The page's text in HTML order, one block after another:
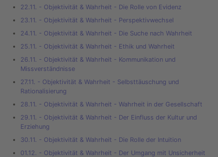
22.11. - Objektivität & Wahrheit - Die Rolle von Evidenz
23.11. - Objektivität & Wahrheit - Perspektivwechsel
24.11. - Objektivität & Wahrheit - Die Suche nach Wahrheit
25.11. - Objektivität & Wahrheit - Ethik und Wahrheit
26.11. - Objektivität & Wahrheit - Kommunikation und
Missverständnisse
27.11. - Objektivität & Wahrheit - Selbsttäuschung und
Rationalisierung
28.11. - Objektivität & Wahrheit - Wahrheit in der Gesellschaft
29.11. - Objektivität & Wahrheit - Der Einfluss der Kultur und
Erziehung
30.11. - Objektivität & Wahrheit - Die Rolle der Intuition
01.12. - Objektivität & Wahrheit - Der Umgang mit Unsicherheit